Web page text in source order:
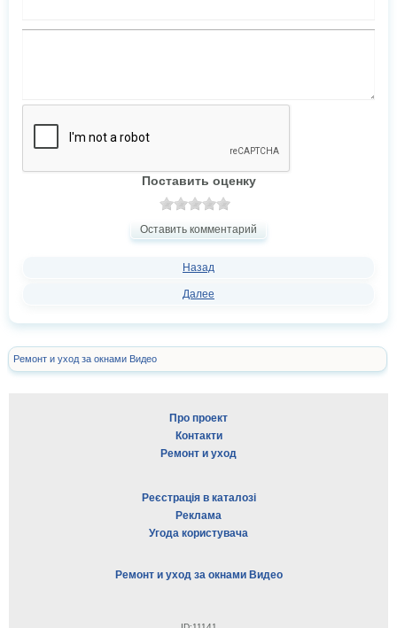
Поставить оценку
Оставить комментарий
Назад
Далее
Ремонт и уход за окнами Видео
Про проект
Контакти
Ремонт и уход
Реєстрація в каталозі
Реклама
Угода користувача
Ремонт и уход за окнами Видео